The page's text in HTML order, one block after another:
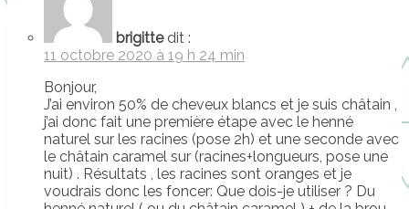
brigitte dit :
11 octobre 2020 à 19 h 24 min
Bonjour,
J’ai environ 50% de cheveux blancs et je suis châtain ,
j’ai donc fait une première étape avec le henné
naturel sur les racines (pose 2h) et une seconde avec
le châtain caramel sur (racines+longueurs, pose une
nuit) . Résultats , les racines sont oranges et je
voudrais donc les foncer: Que dois-je utiliser ? Du